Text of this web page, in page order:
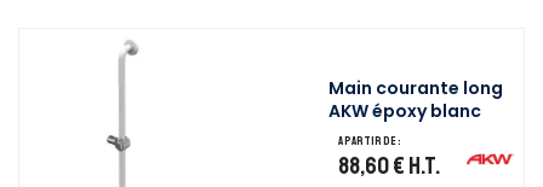
Main courante long
AKW époxy blanc
A partir de :
88,60 € H.T.